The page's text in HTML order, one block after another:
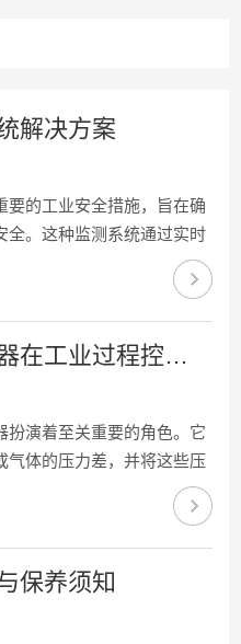
解决方案
要的工业安全措施，旨在确
全。这种监测系统通过实时
流量等参数，以及周围环境
。一旦发现异常情况，监测
相应的紧急措施。管道泄漏
漏可能导致资源的浪费，
发火灾、爆炸等严重事
损害。此外，泄漏还可能对
探索单法兰差压变送器在工业过程控制中的作用
扮演着至关重要的角色。它
气体的压力差，并将这些压
其中，单法兰差压变送器因
种工业场合。1、能够精确
差。这一功能对于工业过程
要。例如，在石油化工行
、稳定性高，抗干扰能力
保养须知